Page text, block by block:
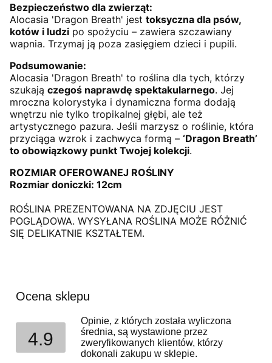
Bezpieczeństwo dla zwierząt:
Alocasia 'Dragon Breath' jest toksyczna dla psów,
kotów i ludzi po spożyciu – zawiera szczawiany
wapnia. Trzymaj ją poza zasięgiem dzieci i pupili.
Podsumowanie:
Alocasia 'Dragon Breath' to roślina dla tych, którzy
szukają czegoś naprawdę spektakularnego. Jej
mroczna kolorystyka i dynamiczna forma dodają
wnętrzu nie tylko tropikalnej głębi, ale też
artystycznego pazura. Jeśli marzysz o roślinie, która
przyciąga wzrok i zachwyca formą – ‘Dragon Breath’
to obowiązkowy punkt Twojej kolekcji.
ROZMIAR OFEROWANEJ ROŚLINY
Rozmiar doniczki: 12cm
ROŚLINA PREZENTOWANA NA ZDJĘCIU JEST
POGLĄDOWA. WYSYŁANA ROŚLINA MOŻE RÓŻNIĆ
SIĘ DELIKATNIE KSZTAŁTEM.
Ocena sklepu
4.9
Opinie, z których została wyliczona
średnia, są wystawione przez
zweryfikowanych klientów, którzy
dokonali zakupu w sklepie.